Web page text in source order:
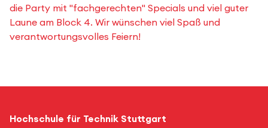
die Party mit "fachgerechten" Specials und viel guter
Laune am Block 4. Wir wünschen viel Spaß und
verantwortungsvolles Feiern!
Hochschule für Technik Stuttgart